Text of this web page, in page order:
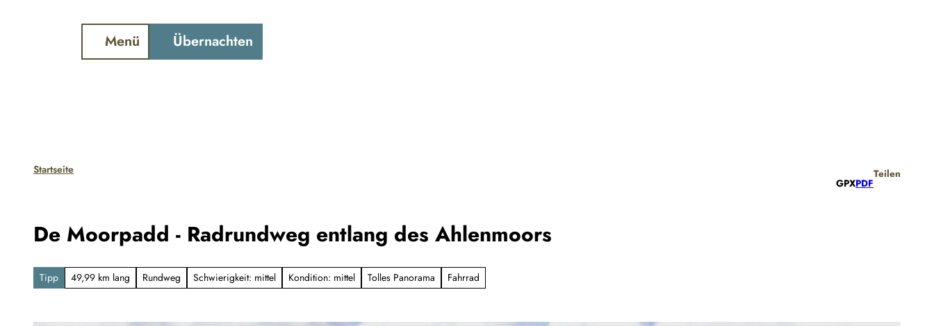
Menü Übernachten
Startseite
GPXPDF
Teilen
De Moorpadd - Radrundweg entlang des Ahlenmoors
Tipp 49,99 km lang Rundweg Schwierigkeit: mittel Kondition: mittel Tolles Panorama Fahrrad